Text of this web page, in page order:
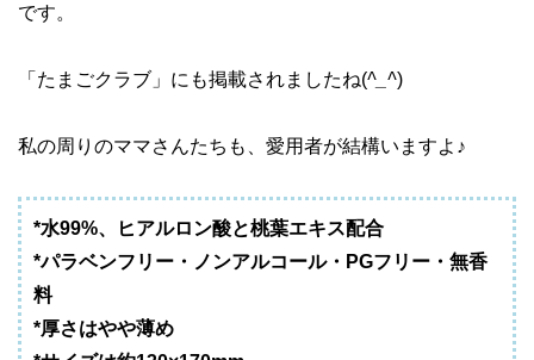
です。
「たまごクラブ」にも掲載されましたね(^_^)
私の周りのママさんたちも、愛用者が結構いますよ♪
*水99%、ヒアルロン酸と桃葉エキス配合
*パラベンフリー・ノンアルコール・PGフリー・無香
料
*厚さはやや薄め